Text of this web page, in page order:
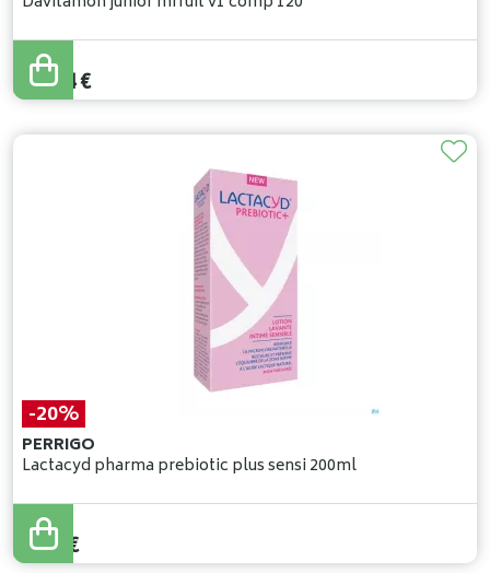
34,99
29,74€
-20%
PERRIGO
Lactacyd pharma prebiotic plus sensi 200ml
10,99
8,79 €